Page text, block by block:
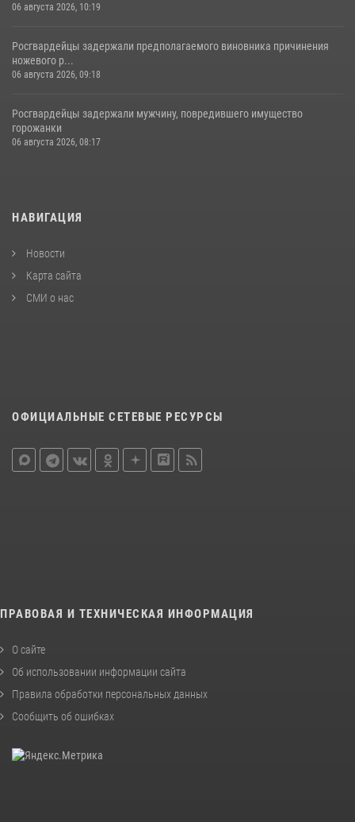
06 августа 2026, 10:19
Росгвардейцы задержали предполагаемого виновника причинения
ножевого р...
06 августа 2026, 09:18
Росгвардейцы задержали мужчину, повредившего имущество
горожанки
06 августа 2026, 08:17
НАВИГАЦИЯ
Новости
Карта сайта
СМИ о нас
ОФИЦИАЛЬНЫЕ СЕТЕВЫЕ РЕСУРСЫ
ПРАВОВАЯ И ТЕХНИЧЕСКАЯ ИНФОРМАЦИЯ
О сайте
Об использовании информации сайта
Правила обработки персональных данных
Сообщить об ошибках